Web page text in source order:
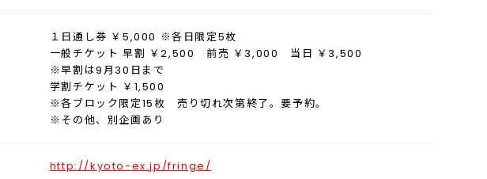
１日通し券 ￥5,000 ※各日限定5枚
一般チケット 早割 ￥2,500 前売 ￥3,000 当日 ￥3,500
※早割は9月30日まで
学割チケット ￥1,500
※各ブロック限定15枚 売り切れ次第終了。要予約。
※その他、別企画あり
http://kyoto-ex.jp/fringe/